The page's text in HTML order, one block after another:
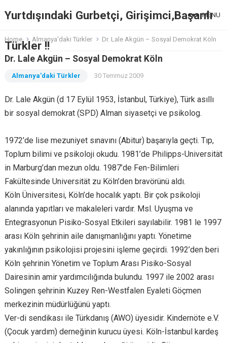
Yurtdışındaki Gurbetçi, Girişimci,Başarılı
Türkler !!
MENU
Home Almanya'daki Türkler Dr. Lale Akgün – Sosyal Demokrat Köln
Dr. Lale Akgün – Sosyal Demokrat Köln
Almanya'daki Türkler 30 Temmuz 2009
Dr. Lale Akgün (d 17 Eylül 1953, İstanbul, Türkiye), Türk asıllı
bir sosyal demokrat (SPD) Alman siyasetçi ve psikolog.
1972’de lise mezuniyet sınavını (Abitur) başarıyla geçti. Tıp,
Toplum bilimi ve psikoloji okudu. 1981’de Philipps-Universität
in Marburg’dan mezun oldu. 1987’de Fen-Bilimleri
Fakültesinde Universität zu Köln’den bravörünü aldı.
Köln Üniversitesi, Köln’de hocalık yaptı. Bir çok psikoloji
alanında yapıtları ve makaleleri vardır. Msl. Uyuşma ve
Entegrasyonun Pisiko-Sosyal Etkileri sayılabilir. 1981 le 1997
arası Köln şehrinin aile danışmanlığını yaptı. Yönetime
yakınlığının psikolojisi projesini işleme geçirdi. 1992’den beri
Köln şehrinin Yönetim ve Toplum Arası Pisiko-Sosyal
Dairesinin amir yardımcılığında bulundu. 1997 ile 2002 arası
Solingen şehrinin Kuzey Ren-Westfalen Eyaleti Göçmen
merkezinin müdürlüğünü yaptı.
Ver-di sendikası ile Türkdanış (AWO) üyesidir. Kindernöte e.V.
(Çocuk yardım) derneğinin kurucu üyesi. Köln-İstanbul kardeş